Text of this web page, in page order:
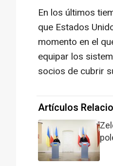
En los últimos
que Estados
momento en el
equipar los
socios de cubrir
Artículos